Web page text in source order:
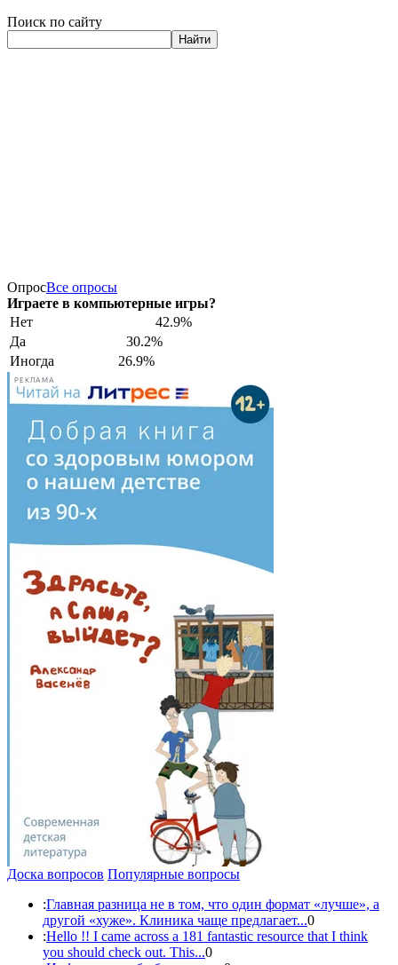
Поиск по сайту
Найти
ОпросВсе опросы
Играете в компьютерные игры?
Нет
42.9%
Да
30.2%
Иногда
26.9%
РЕКЛАМА
Доска вопросов Популярные вопросы
:Главная разница не в том, что один формат «лучше», а
другой «хуже». Клиника чаще предлагает...0
:Hello !! I came across a 181 fantastic resource that I think
you should check out. This...0